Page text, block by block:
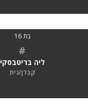
בת 16
#
ליה בריטבסקי
קבלן/נית